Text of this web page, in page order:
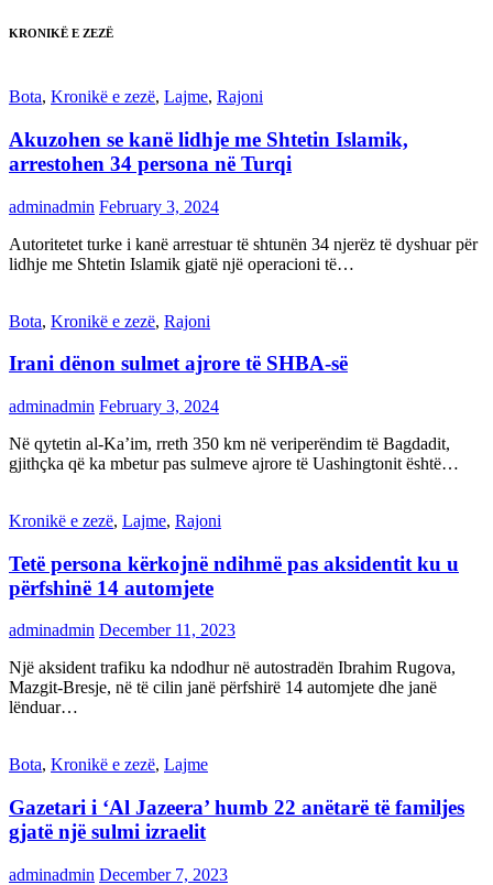
KRONIKË E ZEZË
Bota, Kronikë e zezë, Lajme, Rajoni
Akuzohen se kanë lidhje me Shtetin Islamik,
arrestohen 34 persona në Turqi
adminadmin February 3, 2024
Autoritetet turke i kanë arrestuar të shtunën 34 njerëz të dyshuar për
lidhje me Shtetin Islamik gjatë një operacioni të…
Bota, Kronikë e zezë, Rajoni
Irani dënon sulmet ajrore të SHBA-së
adminadmin February 3, 2024
Në qytetin al-Ka’im, rreth 350 km në veriperëndim të Bagdadit,
gjithçka që ka mbetur pas sulmeve ajrore të Uashingtonit është…
Kronikë e zezë, Lajme, Rajoni
Tetë persona kërkojnë ndihmë pas aksidentit ku u
përfshinë 14 automjete
adminadmin December 11, 2023
Një aksident trafiku ka ndodhur në autostradën Ibrahim Rugova,
Mazgit-Bresje, në të cilin janë përfshirë 14 automjete dhe janë
lënduar…
Bota, Kronikë e zezë, Lajme
Gazetari i ‘Al Jazeera’ humb 22 anëtarë të familjes
gjatë një sulmi izraelit
adminadmin December 7, 2023